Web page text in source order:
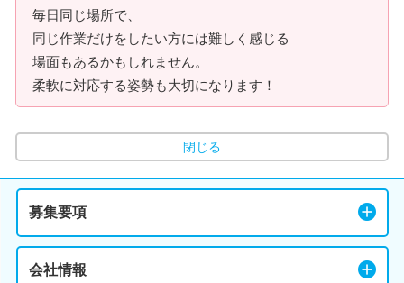
毎日同じ場所で、
同じ作業だけをしたい方には難しく感じる
場面もあるかもしれません。
柔軟に対応する姿勢も大切になります！
閉じる
募集要項
会社情報